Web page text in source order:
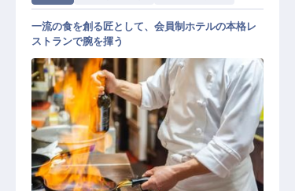
調理職
一流の食を創る匠として、会員制ホテルの本格レ
ストランで腕を揮う